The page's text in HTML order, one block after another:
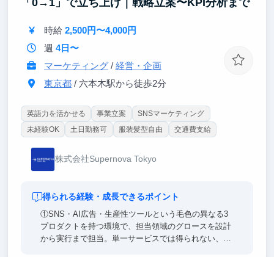
境です。
■「最新のAIを活用した仕事術」を学べる
弊社では、最新の生成AIを業務の中核に据えていま
す。
リサーチ・資料作成・検証のサイクルを、AIと共創し
「これからの時代の仕事の進め方」そのものを、実務
を通じて身につけていただけます。
「0→1」で立ち上げ｜戦略立案〜KPI分析まで
時給 2,500円〜4,000円
週 4日〜
マーケティング/ 経営・企画
東京都/ 六本木駅から徒歩2分
英語力を活かせる 事業立案
SNSマーケティング
未経験OK
土日勤務可 服装髪型自由 交通費支給
株式会社Supernova Tokyo
得られる経験・成長できるポイント
①SNS・AI広告・生産性ツールという毛色の異なる3
プロダクトを持つ環境で、担当領域のグロースを設計
から実行まで担当。単一サービスでは得られない、汎